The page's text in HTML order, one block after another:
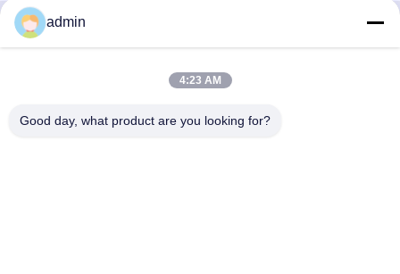
Contacto rápido
ciudad de Foshan, provincia de Guangdong, China
admin
4:23 AM
Good day, what product are you looking for?